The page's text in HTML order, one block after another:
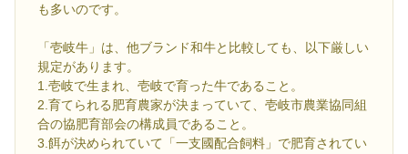
も多いのです。
「壱岐牛」は、他ブランド和牛と比較しても、以下厳しい
規定があります。
1.壱岐で生まれ、壱岐で育った牛であること。
2.育てられる肥育農家が決まっていて、壱岐市農業協同組
合の協肥育部会の構成員であること。
3.餌が決められていて「一支國配合飼料」で肥育されてい